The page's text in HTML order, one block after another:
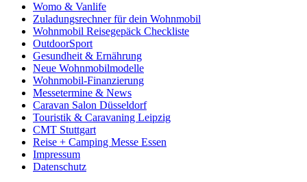
Womo & Vanlife
Zuladungsrechner für dein Wohnmobil
Wohnmobil Reisegepäck Checkliste
OutdoorSport
Gesundheit & Ernährung
Neue Wohnmobilmodelle
Wohnmobil-Finanzierung
Messetermine & News
Caravan Salon Düsseldorf
Touristik & Caravaning Leipzig
CMT Stuttgart
Reise + Camping Messe Essen
Impressum
Datenschutz